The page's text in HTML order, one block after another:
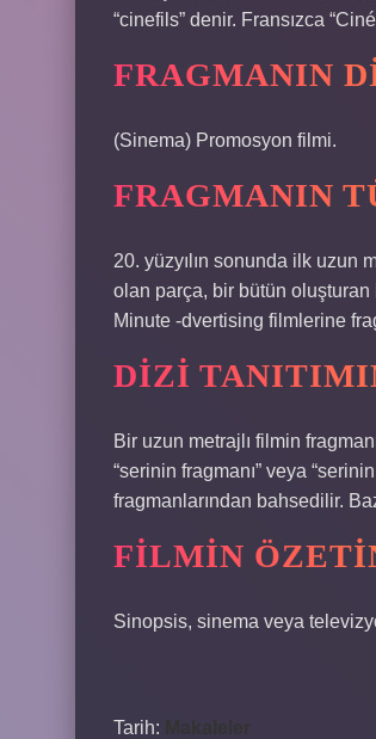
“cinefils” denir. Fransızca
FRAGMANIN
(Sinema) Promosyon filmi.
FRAGMANIN
20. yüzyılın sonunda ilk uzun
olan parça, bir bütün oluşturan
Minute -dvertising filmlerine
DIZI
Bir uzun metrajlı filmin
“serinin fragmanı” veya
fragmanlarından bahsedilir.
FILMIN
Sinopsis, sinema veya
Tarih: Makaleler